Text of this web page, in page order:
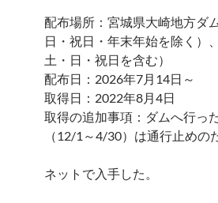
配布場所：宮城県大崎地方ダ
日・祝日・年末年始を除く）
土・日・祝日を含む）
配布日：2026年7月14日～
取得日：2022年8月4日
取得の追加事項：ダムへ行っ
（12/1～4/30）は通行止めの
ネットで入手した。